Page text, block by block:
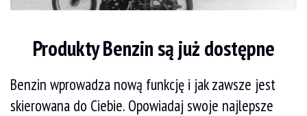
Produkty Benzin są już dostępne
Benzin wprowadza nową funkcję i jak zawsze jest
skierowana do Ciebie. Opowiadaj swoje najlepsze